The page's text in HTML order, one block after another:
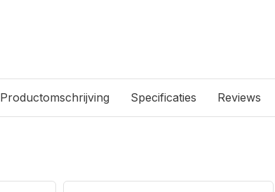
Productomschrijving Specificaties Reviews